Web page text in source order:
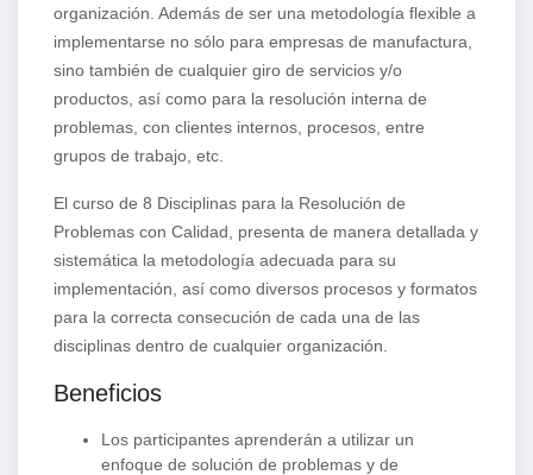
organización. Además de ser una metodología flexible a
implementarse no sólo para empresas de manufactura,
sino también de cualquier giro de servicios y/o
productos, así como para la resolución interna de
problemas, con clientes internos, procesos, entre
grupos de trabajo, etc.
El curso de 8 Disciplinas para la Resolución de
Problemas con Calidad, presenta de manera detallada y
sistemática la metodología adecuada para su
implementación, así como diversos procesos y formatos
para la correcta consecución de cada una de las
disciplinas dentro de cualquier organización.
Beneficios
Los participantes aprenderán a utilizar un
enfoque de solución de problemas y de